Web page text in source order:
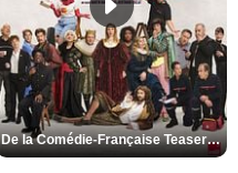
De la Comédie-Française Teaser VF